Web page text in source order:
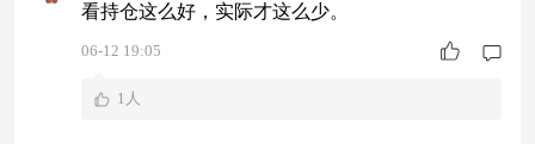
看持仓这么好，实际才这么少。
06-12 19:05
1人